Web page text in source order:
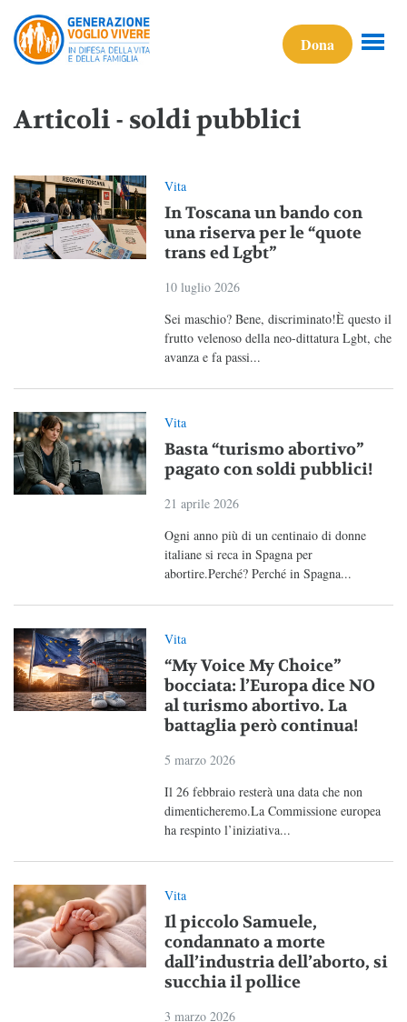
Dona
Articoli - soldi pubblici
Vita
In Toscana un bando con
una riserva per le “quote
trans ed Lgbt”
10 luglio 2026
Sei maschio? Bene, discriminato!È questo il
frutto velenoso della neo-dittatura Lgbt, che
avanza e fa passi...
Vita
Basta “turismo abortivo”
pagato con soldi pubblici!
21 aprile 2026
Ogni anno più di un centinaio di donne
italiane si reca in Spagna per
abortire.Perché? Perché in Spagna...
Vita
“My Voice My Choice”
bocciata: l’Europa dice NO
al turismo abortivo. La
battaglia però continua!
5 marzo 2026
Il 26 febbraio resterà una data che non
dimenticheremo.La Commissione europea
ha respinto l’iniziativa...
Vita
Il piccolo Samuele,
condannato a morte
dall’industria dell’aborto, si
succhia il pollice
3 marzo 2026